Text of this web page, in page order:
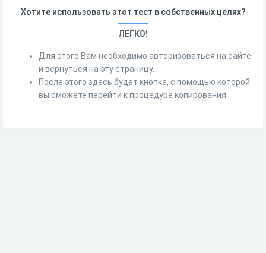
Хотите использовать этот тест в собственных целях?
ЛЕГКО!
Для этого Вам необходимо авторизоваться на сайте
и вернуться на эту страницу.
После этого здесь будет кнопка, с помощью которой
вы сможете перейти к процедуре копирования.